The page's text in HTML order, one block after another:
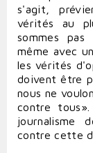
s'agit,
vérités au
sommes pas
même avec
les vérités
doivent être
nous ne
contre
journalisme
contre cette